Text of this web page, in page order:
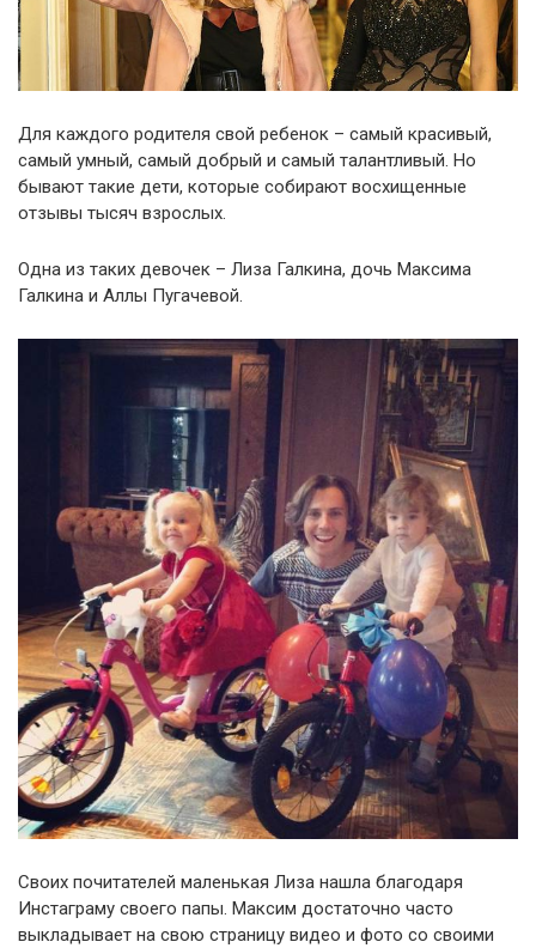
Для каждого родителя свой ребенок – самый красивый,
самый умный, самый добрый и самый талантливый. Но
бывают такие дети, которые собирают восхищенные
отзывы тысяч взрослых.
Одна из таких девочек – Лиза Галкина, дочь Максима
Галкина и Аллы Пугачевой.
Своих почитателей маленькая Лиза нашла благодаря
Инстаграму своего папы. Максим достаточно часто
выкладывает на свою страницу видео и фото со своими